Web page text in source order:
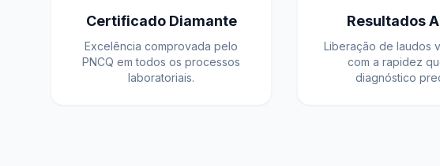
Certificado Diamante
Excelência comprovada pelo
PNCQ em todos os processos
laboratoriais.
Resultados
Liberação de laudos
com a rapidez
diagnóstico